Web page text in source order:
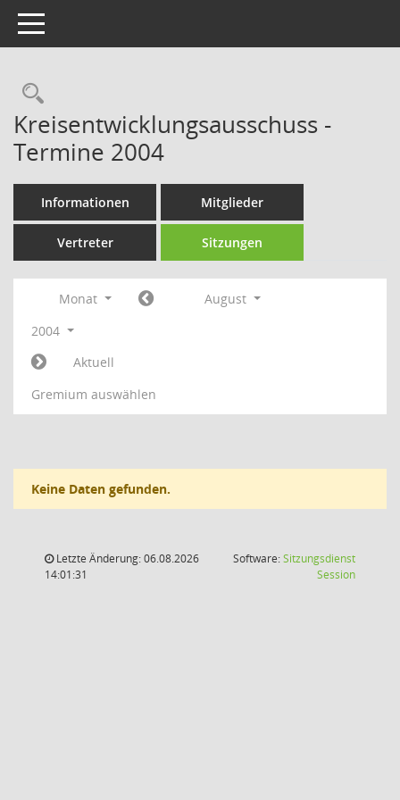
Toggle navigation
Rechercheauswahl
Kreisentwicklungsausschuss -
Termine 2004
Informationen Mitglieder
Vertreter Sitzungen
Monat
August
2004
Aktuell
Gremium auswählen
Keine Daten gefunden.
Letzte Änderung: 06.08.2026
14:01:31
Software:Sitzungsdienst
Session(Wird in